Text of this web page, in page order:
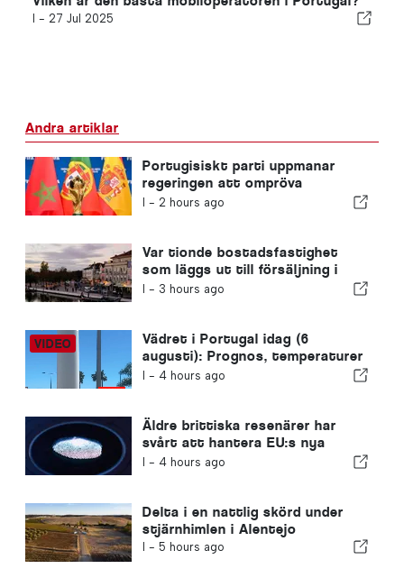
I - 27 Jul 2025
Andra artiklar
Portugisiskt parti uppmanar
regeringen att ompröva
Marockos värdskap för VM 2030
I - 2 hours ago
Var tionde bostadsfastighet
som läggs ut till försäljning i
Portugal säljs på mindre än en
I - 3 hours ago
Vädret i Portugal idag (6
augusti): Prognos, temperaturer
och vad man kan förvänta sig
I - 4 hours ago
Äldre brittiska resenärer har
svårt att hantera EU:s nya
fingeravtryckskontroller
I - 4 hours ago
Delta i en nattlig skörd under
stjärnhimlen i Alentejo
I - 5 hours ago